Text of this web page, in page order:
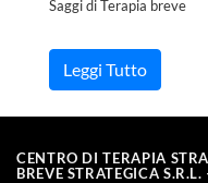
Saggi di Terapia breve
Leggi Tutto
CENTRO DI TERAPIA
BREVE STRATEGICA